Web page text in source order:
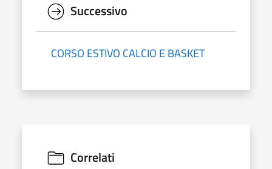
Successivo
CORSO ESTIVO CALCIO E BASKET
Correlati